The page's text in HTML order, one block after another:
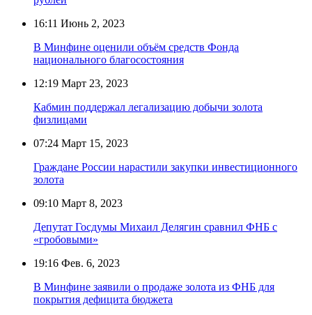
16:11 Июнь 2, 2023
В Минфине оценили объём средств Фонда
национального благосостояния
12:19 Март 23, 2023
Кабмин поддержал легализацию добычи золота
физлицами
07:24 Март 15, 2023
Граждане России нарастили закупки инвестиционного
золота
09:10 Март 8, 2023
Депутат Госдумы Михаил Делягин сравнил ФНБ с
«гробовыми»
19:16 Фев. 6, 2023
В Минфине заявили о продаже золота из ФНБ для
покрытия дефицита бюджета